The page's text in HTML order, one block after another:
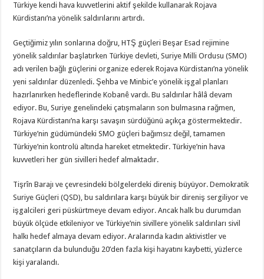
Türkiye kendi hava kuvvetlerini aktif şekilde kullanarak Rojava
Kürdistanı’na yönelik saldırılarını artırdı.
Geçtiğimiz yılın sonlarına doğru, HTŞ güçleri Beşar Esad rejimine
yönelik saldırılar başlatırken Türkiye devleti, Suriye Milli Ordusu (SMO)
adı verilen bağlı güçlerini organize ederek Rojava Kürdistanı’na yönelik
yeni saldırılar düzenledi. Şehba ve Minbic’e yönelik işgal planları
hazırlanırken hedeflerinde Kobanê vardı. Bu saldırılar hâlâ devam
ediyor. Bu, Suriye genelindeki çatışmaların son bulmasına rağmen,
Rojava Kürdistanı’na karşı savaşın sürdüğünü açıkça göstermektedir.
Türkiye’nin güdümündeki SMO güçleri bağımsız değil, tamamen
Türkiye’nin kontrolü altında hareket etmektedir. Türkiye’nin hava
kuvvetleri her gün sivilleri hedef almaktadır.
Tişrîn Barajı ve çevresindeki bölgelerdeki direniş büyüyor. Demokratik
Suriye Güçleri (QSD), bu saldırılara karşı büyük bir direniş sergiliyor ve
işgalcileri geri püskürtmeye devam ediyor. Ancak halk bu durumdan
büyük ölçüde etkileniyor ve Türkiye’nin sivillere yönelik saldırıları sivil
halkı hedef almaya devam ediyor. Aralarında kadın aktivistler ve
sanatçıların da bulunduğu 20’den fazla kişi hayatını kaybetti, yüzlerce
kişi yaralandı.